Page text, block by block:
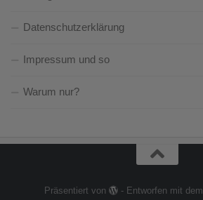
Datenschutzerklärung
Impressum und so
Warum nur?
Präsentiert von - Entworfen mit dem